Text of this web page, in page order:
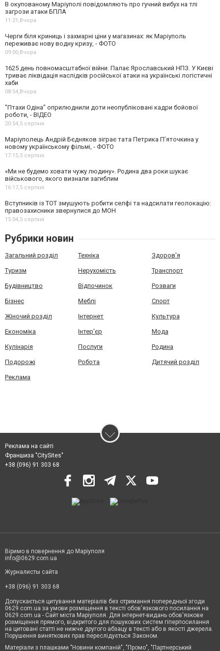
В окупованому Маріуполі повідомляють про гучний вибух на тлі
загрози атаки БПЛА
11:21,Вчора
Черги біля криниць і захмарні ціни у магазинах: як Маріуполь
переживає нову водну кризу, - ФОТО
09:00,Вчора
1625 день повномасштабної війни. Палає Ярославський НПЗ. У Києві
триває ліквідація наслідків російської атаки на українські логістичні
хаби
08:54,Вчора
"Птахи Одіна" оприлюднили доти неопубліковані кадри бойової
роботи, - ВІДЕО
20:54,5 серпня
Маріуполець Андрій Бєдняков зіграє тата Петрика П’яточкина у
новому українському фільмі, - ФОТО
17:15,5 серпня
«Ми не будемо ховати чужу людину». Родина два роки шукає
військового, якого визнали загиблим
16:17,5 серпня
Вступників із ТОТ змушують робити селфі та надсилати геолокацію:
правозахисники звернулися до МОН
15:04,5 серпня
Рубрики новин
Загальний розділ Техніка Здоров'я
Туризм Нерухомість Транспорт
Будівництво Відпочинок Розваги
Бізнес Меблі Спорт
Жіночий розділ Інтернет Культура
Економіка Інтер'єр Мода
Кулінарія Послуги Родина
Подорожі Робота Дитячий розділ
Реклама
Реклама на сайті
Франшиза "CitySites"
+38 (096) 91 303 68
Віримо в повернення до Маріуполя
info@0629.com.ua
Журналисты сайта
+38 (096) 91 303 68
Допускається цитування матеріалів без отримання попередньої згоди
0629.com.ua за умови розміщення в тексті обов'язкового посилання на
0629.com.ua - Сайт міста Маріуполя. Для інтернет-видань обов'язкове
розміщення прямого, відкритого для пошукових систем гіперпосилання
на цитовані статті не нижче другого абзацу в тексті або в якості джерела.
Порушення виняткових прав переслідується Законом.
Матеріали з плашками "Новини компаній", "Промо", "Партнерський